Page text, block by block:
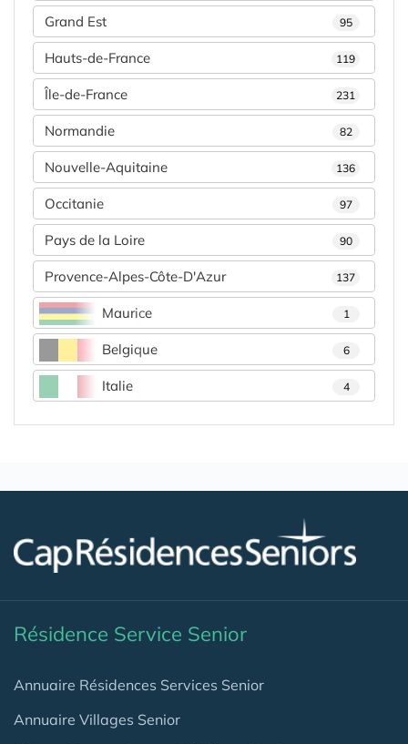
Grand Est 95
Hauts-de-France 119
Île-de-France 231
Normandie 82
Nouvelle-Aquitaine 136
Occitanie 97
Pays de la Loire 90
Provence-Alpes-Côte-D'Azur 137
Maurice 1
Belgique 6
Italie 4
Résidence Service Senior
Annuaire Résidences Services Senior
Annuaire Villages Senior